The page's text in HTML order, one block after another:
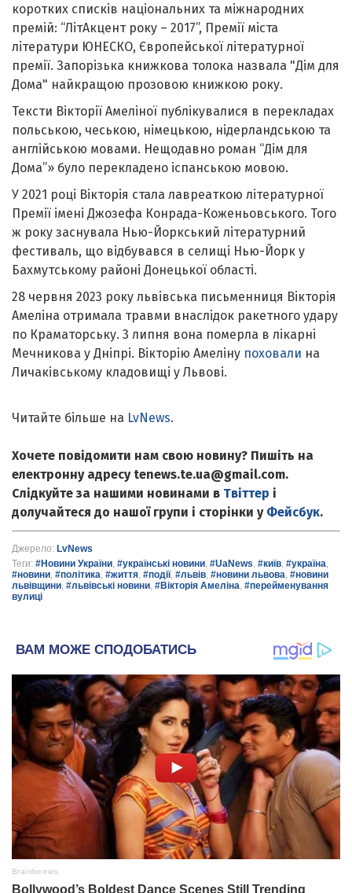
коротких списків національних та міжнародних
премій: “ЛітАкцент року – 2017”, Премії міста
літератури ЮНЕСКО, Європейської літературної
премії. Запорізька книжкова толока назвала "Дім для
Дома" найкращою прозовою книжкою року.
Тексти Вікторії Амеліної публікувалися в перекладах
польською, чеською, німецькою, нідерландською та
англійською мовами. Нещодавно роман “Дім для
Дома”» було перекладено іспанською мовою.
У 2021 році Вікторія стала лавреаткою літературної
Премії імені Джозефа Конрада-Коженьовського. Того
ж року заснувала Нью-Йоркський літературний
фестиваль, що відбувався в селищі Нью-Йорк у
Бахмутському районі Донецької області.
28 червня 2023 року львівська письменниця Вікторія
Амеліна отримала травми внаслідок ракетного удару
по Краматорську. 3 липня вона померла в лікарні
Мечникова у Дніпрі. Вікторію Амеліну поховали на
Личаківському кладовищі у Львові.
Читайте більше на LvNews.
Хочете повідомити нам свою новину? Пишіть на
електронну адресу tenews.te.ua@gmail.com.
Слідкуйте за нашими новинами в Твіттер і
долучайтеся до нашої групи і сторінки у Фейсбук.
Джерело: LvNews
Теги: #Новини України, #українські новини, #UaNews, #київ, #україна,
#новини, #політика, #життя, #події, #львів, #новини львова, #новини
львівщини, #львівські новини, #Вікторія Амеліна, #перейменування
вулиці